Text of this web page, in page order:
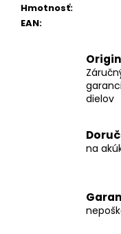
Hmotnosť:
EAN:
dielov
na
LB
20-